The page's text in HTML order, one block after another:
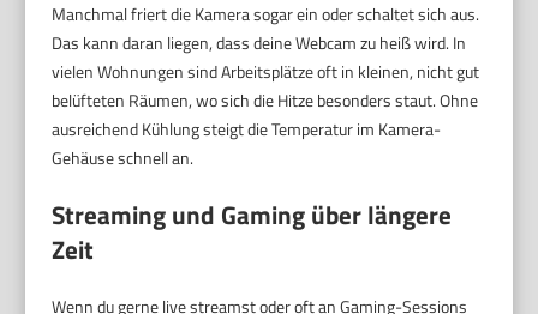
Manchmal friert die Kamera sogar ein oder schaltet sich aus.
Das kann daran liegen, dass deine Webcam zu heiß wird. In
vielen Wohnungen sind Arbeitsplätze oft in kleinen, nicht gut
belüfteten Räumen, wo sich die Hitze besonders staut. Ohne
ausreichend Kühlung steigt die Temperatur im Kamera-
Gehäuse schnell an.
Streaming und Gaming über längere
Zeit
Wenn du gerne live streamst oder oft an Gaming-Sessions